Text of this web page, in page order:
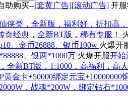
助购买--[套黄广告][滚动广告] 开
侠类，全新版，福利好，折扣高
奇经典，全新BT版，稀有专服！
、金币26888、银币100w 火爆开
、银两*1000万 火爆开服开始
全新BT版，1:1000，高福利，高
黄金卡+50000绑定元宝+10000000
，战魂*200W，绑定钻石